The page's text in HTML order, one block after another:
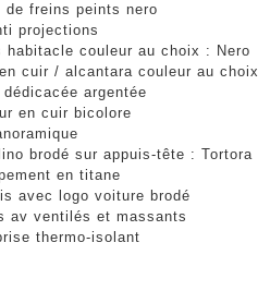
eget
eget
de freins peints nero
projections
habitacle couleur au choix : Nero
cuir / alcantara couleur au choix
argentée
en cuir bicolore
brodé sur appuis-tête : Tortora
en titane
avec logo voiture brodé
av ventilés et massants
thermo-isolant